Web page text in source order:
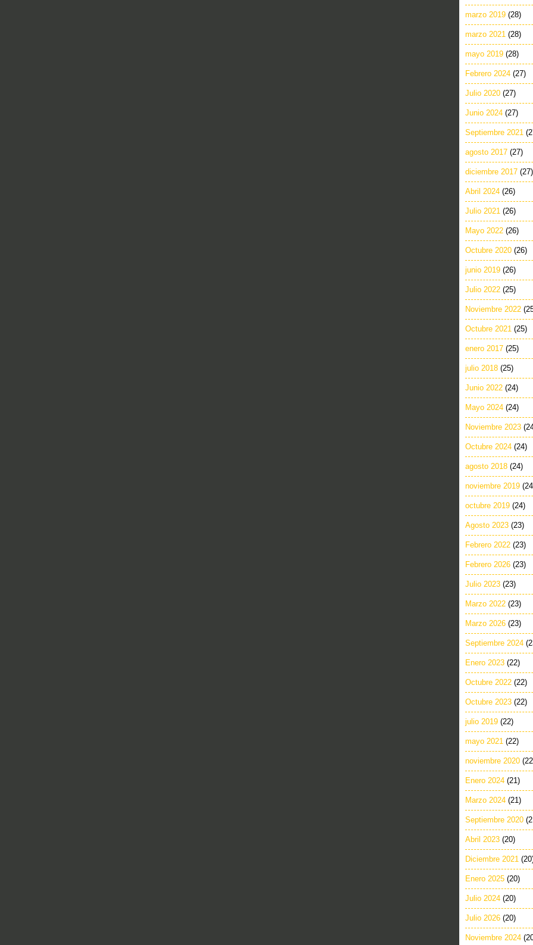
marzo 2019 (28)
marzo 2021 (28)
mayo 2019 (28)
Febrero 2024 (27)
Julio 2020 (27)
Junio 2024 (27)
Septiembre 2021
agosto 2017 (27)
diciembre 2017 (27)
Abril 2024 (26)
Julio 2021 (26)
Mayo 2022 (26)
Octubre 2020 (26)
junio 2019 (26)
Julio 2022 (25)
Noviembre 2022
Octubre 2021 (25)
enero 2017 (25)
julio 2018 (25)
Junio 2022 (24)
Mayo 2024 (24)
Noviembre 2023
Octubre 2024 (24)
agosto 2018 (24)
noviembre 2019
octubre 2019 (24)
Agosto 2023 (23)
Febrero 2022 (23)
Febrero 2026 (23)
Julio 2023 (23)
Marzo 2022 (23)
Marzo 2026 (23)
Septiembre 2024
Enero 2023 (22)
Octubre 2022 (22)
Octubre 2023 (22)
julio 2019 (22)
mayo 2021 (22)
noviembre 2020
Enero 2024 (21)
Marzo 2024 (21)
Septiembre 2020
Abril 2023 (20)
Diciembre 2021
Enero 2025 (20)
Julio 2024 (20)
Julio 2026 (20)
Noviembre 2024